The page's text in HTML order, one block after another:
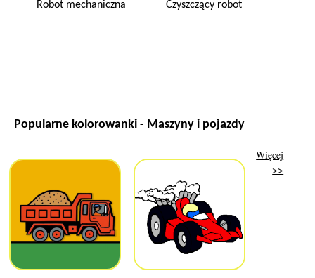
Robot mechaniczna Czyszczący robot
Popularne kolorowanki - Maszyny i pojazdy
Więcej
>>